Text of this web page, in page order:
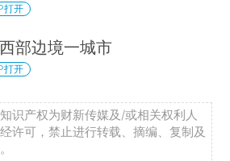
打开
部边境一城市
打开
识产权为财新传媒及/或相关权利人
许可，禁止进行转载、摘编、复制及